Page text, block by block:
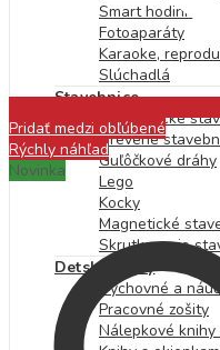
Smart hodinky
Fotoaparáty
Karaoke,
Slúchadlá
Stavebnice
Elektronické
Drevené
Guľôčkové dráhy
Lego
Kocky
Magnetické
Skrutkovacie
Detské knihy
Výchovné a
Pracovné zošity
Nálepkové knihy
Pridať medzi obľúbené
Rýchly náhľad
Novinka